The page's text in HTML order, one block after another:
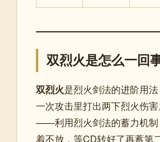
双烈火是怎么一回
双烈火是烈火剑法的进阶用
一次攻击里打出两下烈火伤
——利用烈火剑法的蓄力机制
着不放，等CD转好了再蓄第